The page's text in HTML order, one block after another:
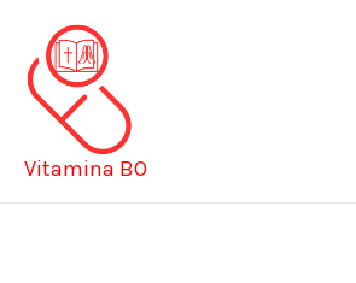
conteúdo
Vitamina BO